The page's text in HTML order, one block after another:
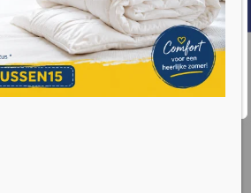
Lees meer informatie over hoe we
op onze privacy policy pagina.
Cookie instellingen
v.a.€609
zorgmatras 22 cm